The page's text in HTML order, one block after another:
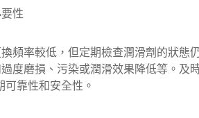
性
頻率較低，但定期檢查潤滑劑的狀態
度磨損、污染或潤滑效果降低等。及
可靠性和安全性。